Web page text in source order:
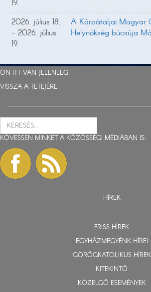
19.
2026. július 18.
- 2026. július
19.
A Kárpátaljai Magyar
Helynökség búcsúja
ÖN ITT VAN JELENLEG:
VISSZA A TETEJÉRE
KÖVESSEN MINKET A KÖZÖSSÉGI MÉDIÁBAN IS:
HÍREK
FRISS HÍREK
EGYHÁZMEGYÉNK HÍREI
GÖRÖGKATOLIKUS HÍREK
KITEKINTŐ
KÖZELGŐ ESEMÉNYEK